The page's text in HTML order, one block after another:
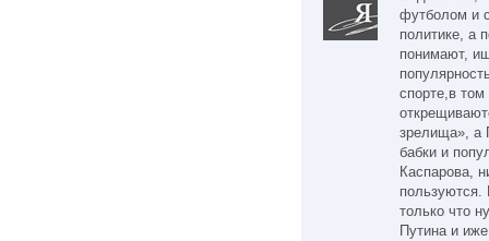
футболом и
политике, а
понимают,
спорте,в
зрелища», а
бабки и
Каспарова,
пользуются.
только что
Путина и